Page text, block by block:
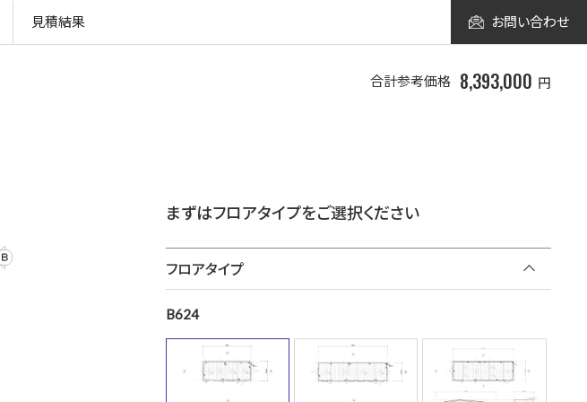
見積結果 お問い合わせ
合計参考価格 8,393,000 円
まずはフロアタイプをご選択ください
フロアタイプ
B624